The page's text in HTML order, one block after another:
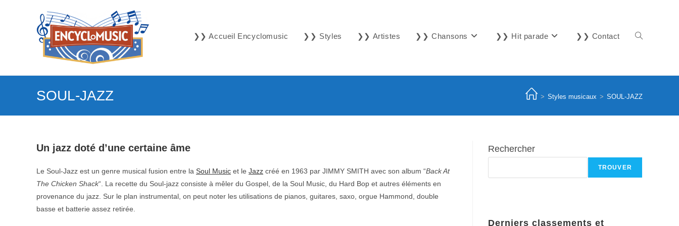
❯❯ Accueil Encyclomusic ❯❯ Styles ❯❯ Artistes ❯❯ Chansons ❯❯ Hit parade ❯❯ Contact Toggle
SOUL-JAZZ > Styles musicaux > SOUL-JAZZ
Un jazz doté d’une certaine âme
Le Soul-Jazz est un genre musical fusion entre la Soul Music et le Jazz créé en 1963 par JIMMY SMITH avec son album “Back At
The Chicken Shack“. La recette du Soul-jazz consiste à mêler du Gospel, de la Soul Music, du Hard Bop et autres éléments en
provenance du jazz. Sur le plan instrumental, on peut noter les utilisations de pianos, guitares, saxo, orgue Hammond, double
basse et batterie assez retirée.
Rechercher
TROUVER
Derniers classements et